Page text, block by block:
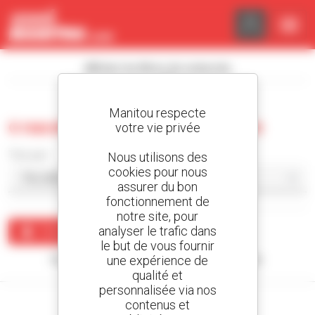
0 nacelle élévatrice d'occasion
Créer une alerte
Aucun résultat ne correspond à votre recherche.
Panneau de gestion des cookies
Manitou respecte
votre vie privée
Nous utilisons des
cookies pour nous
assurer du bon
fonctionnement de
notre site, pour
analyser le trafic dans
le but de vous fournir
une expérience de
qualité et
personnalisée via nos
contenus et